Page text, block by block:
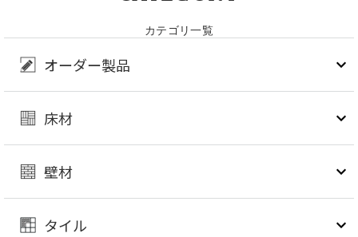
カテゴリ一覧
オーダー製品
床材
壁材
タイル